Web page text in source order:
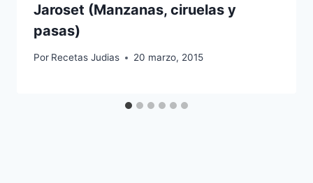
Jaroset (Manzanas, ciruelas y
pasas)
Por Recetas Judias 20 marzo, 2015